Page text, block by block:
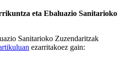
eta Ebaluazio Sanitarioko
Sanitarioko Zuzendaritzak
ezarritakoez gain: